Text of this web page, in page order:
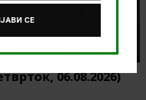
06.08.2026)
СЕ